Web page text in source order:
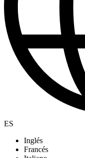
ES
Inglés
Francés